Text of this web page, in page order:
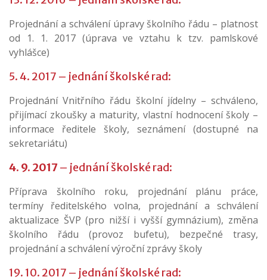
Projednání a schválení úpravy školního řádu – platnost
od 1. 1. 2017 (úprava ve vztahu k tzv. pamlskové
vyhlášce)
5. 4. 2017 – jednání školské rad:
Projednání Vnitřního řádu školní jídelny – schváleno,
přijímací zkoušky a maturity, vlastní hodnocení školy –
informace ředitele školy, seznámení (dostupné na
sekretariátu)
4. 9. 2017– jednání školské rad:
Příprava školního roku, projednání plánu práce,
termíny ředitelského volna, projednání a schválení
aktualizace ŠVP (pro nižší i vyšší gymnázium), změna
školního řádu (provoz bufetu), bezpečné trasy,
projednání a schválení výroční zprávy školy
19. 10. 2017 – jednání školské rad: